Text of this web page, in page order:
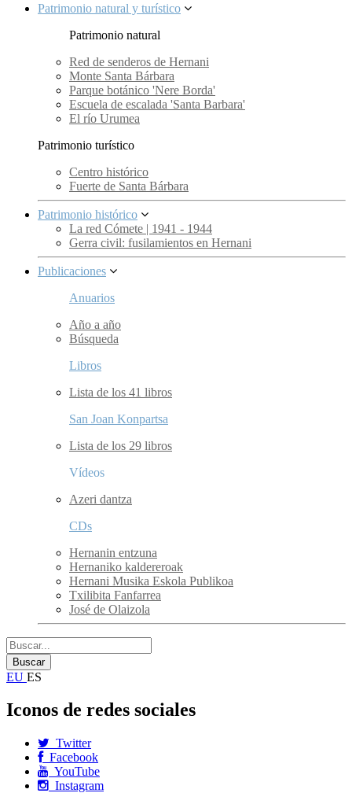
Patrimonio natural y turístico
Patrimonio natural
Red de senderos de Hernani
Monte Santa Bárbara
Parque botánico 'Nere Borda'
Escuela de escalada 'Santa Barbara'
El río Urumea
Patrimonio turístico
Centro histórico
Fuerte de Santa Bárbara
Patrimonio histórico
La red Cómete | 1941 - 1944
Gerra civil: fusilamientos en Hernani
Publicaciones
Anuarios
Año a año
Búsqueda
Libros
Lista de los 41 libros
San Joan Konpartsa
Lista de los 29 libros
Vídeos
Azeri dantza
CDs
Hernanin entzuna
Hernaniko kaldereroak
Hernani Musika Eskola Publikoa
Txilibita Fanfarrea
José de Olaizola
EU ES
Iconos de redes sociales
Twitter
Facebook
YouTube
Instagram